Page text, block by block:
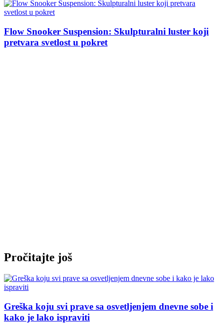
Flow Snooker Suspension: Skulpturalni luster koji
pretvara svetlost u pokret
Pročitajte još
Greška koju svi prave sa osvetljenjem dnevne sobe i
kako je lako ispraviti